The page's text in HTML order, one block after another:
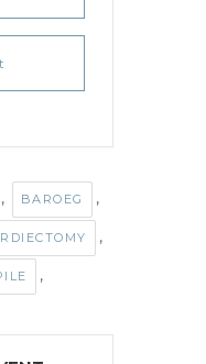
, BAROEG ,
,
,